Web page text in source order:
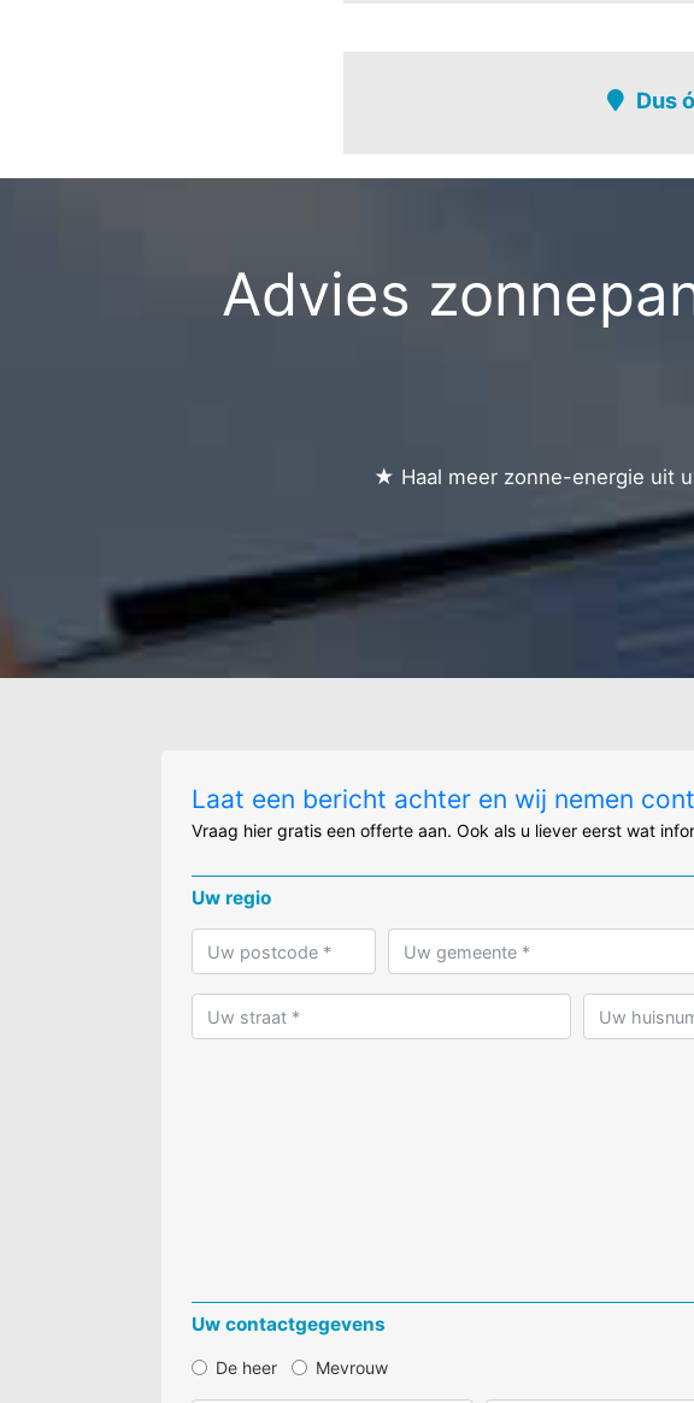
Dus
Bocholt-centrum
Advies
★ Haal meer zonne-energie uit
Laat een bericht achter en wij nemen
Vraag hier gratis een offerte aan. Ook als u liever eerst wat
Uw regio
Uw contactgegevens
De heer Mevrouw